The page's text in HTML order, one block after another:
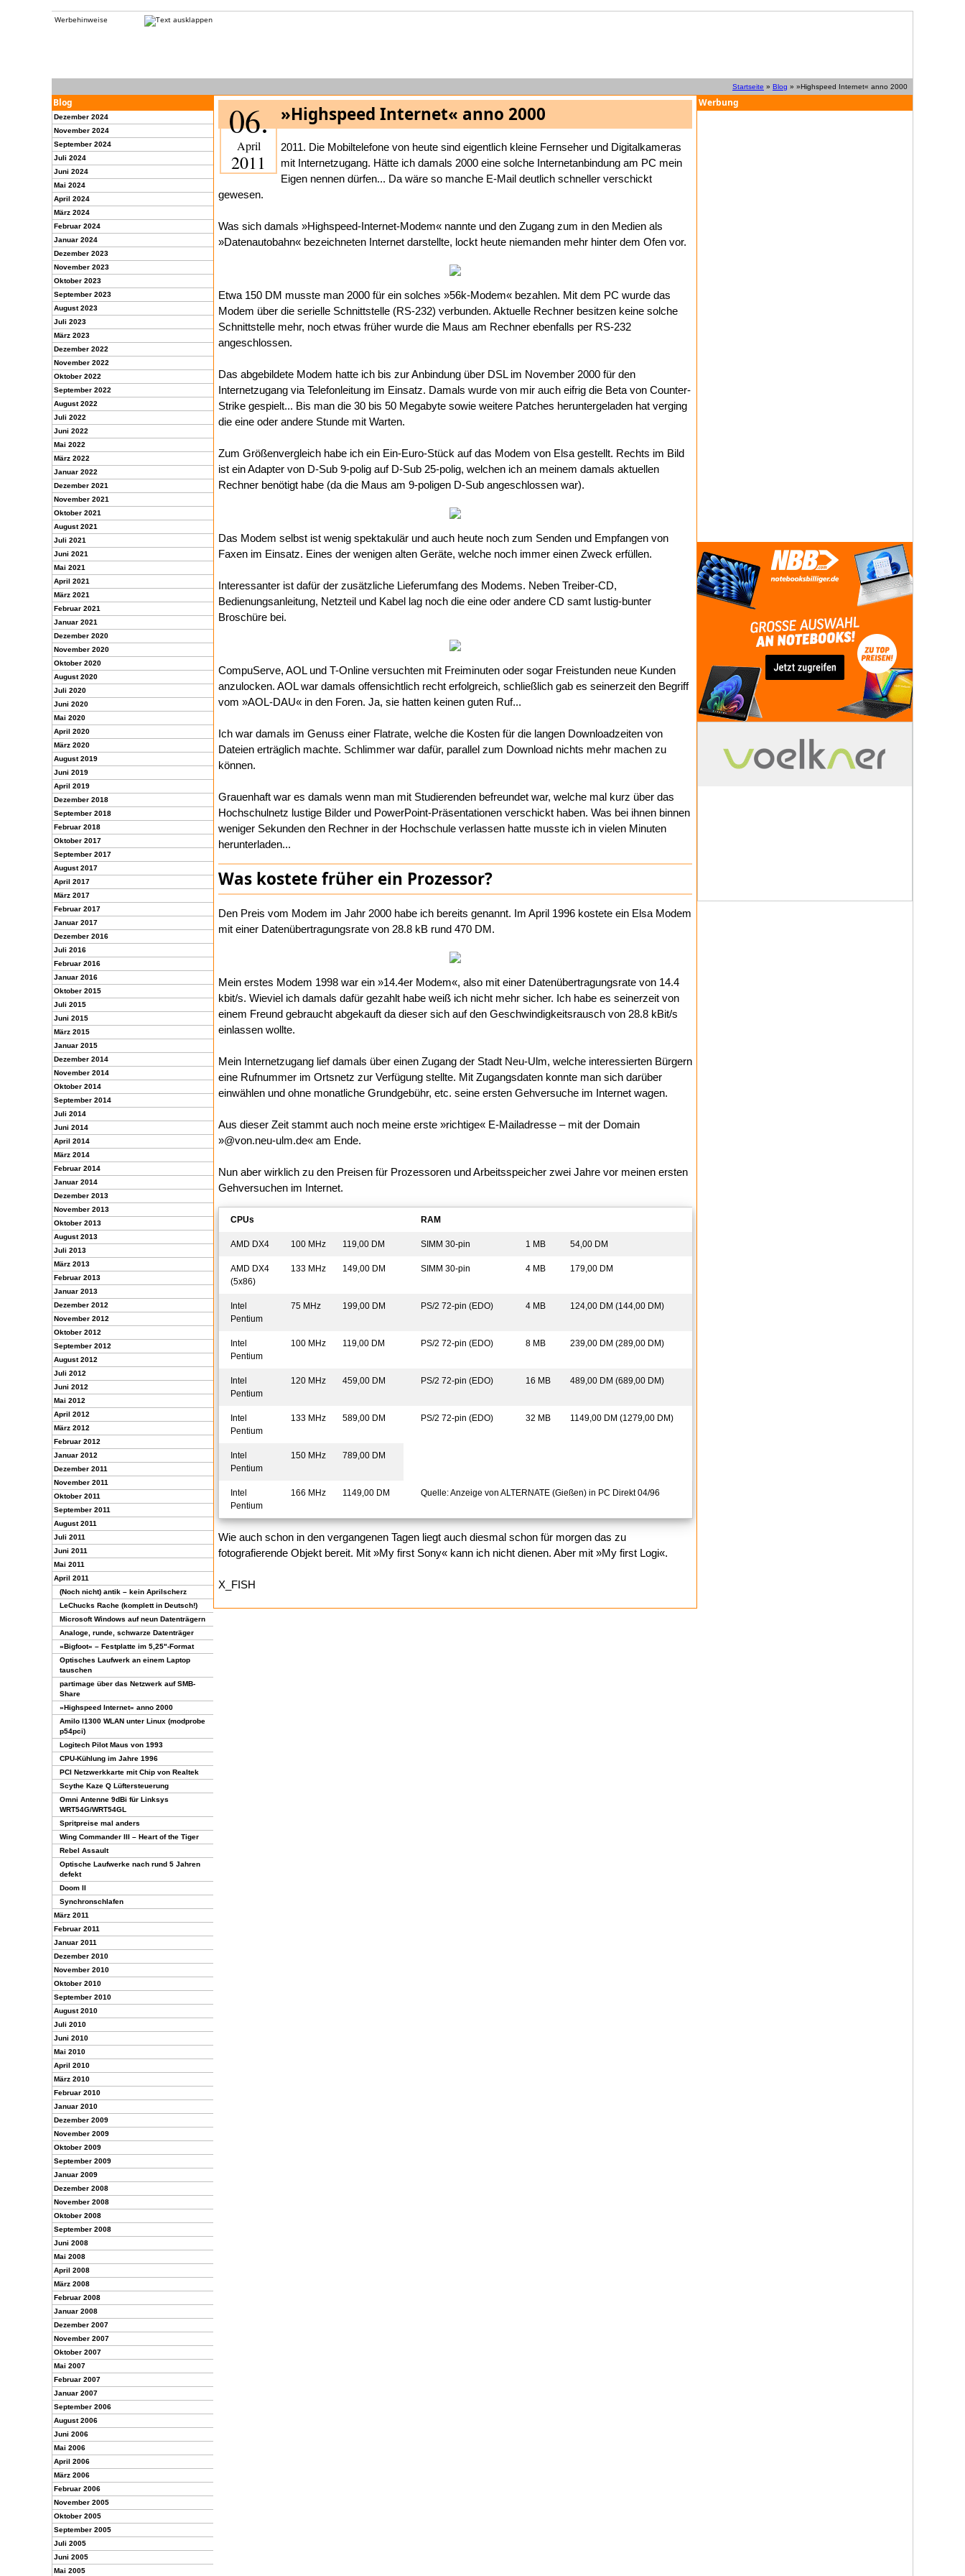
Werbehinweise
Startseite » Blog » »Highspeed Internet« anno 2000
Blog
Dezember 2024
November 2024
September 2024
Juli 2024
Juni 2024
Mai 2024
April 2024
März 2024
Februar 2024
Januar 2024
Dezember 2023
November 2023
Oktober 2023
September 2023
August 2023
Juli 2023
März 2023
Dezember 2022
November 2022
Oktober 2022
September 2022
August 2022
Juli 2022
Juni 2022
Mai 2022
März 2022
Januar 2022
Dezember 2021
November 2021
Oktober 2021
August 2021
Juli 2021
Juni 2021
Mai 2021
April 2021
März 2021
Februar 2021
Januar 2021
Dezember 2020
November 2020
Oktober 2020
August 2020
Juli 2020
Juni 2020
Mai 2020
April 2020
März 2020
August 2019
Juni 2019
April 2019
Dezember 2018
September 2018
Februar 2018
Oktober 2017
September 2017
August 2017
April 2017
März 2017
Februar 2017
Januar 2017
Dezember 2016
Juli 2016
Februar 2016
Januar 2016
Oktober 2015
Juli 2015
Juni 2015
März 2015
Januar 2015
Dezember 2014
November 2014
Oktober 2014
September 2014
Juli 2014
Juni 2014
April 2014
März 2014
Februar 2014
Januar 2014
Dezember 2013
November 2013
Oktober 2013
August 2013
Juli 2013
März 2013
Februar 2013
Januar 2013
Dezember 2012
November 2012
Oktober 2012
September 2012
August 2012
Juli 2012
Juni 2012
Mai 2012
April 2012
März 2012
Februar 2012
Januar 2012
Dezember 2011
November 2011
Oktober 2011
September 2011
August 2011
Juli 2011
Juni 2011
Mai 2011
April 2011
(Noch nicht) antik – kein Aprilscherz
LeChucks Rache (komplett in Deutsch!)
Microsoft Windows auf neun Datenträgern
Analoge, runde, schwarze Datenträger
»Bigfoot« – Festplatte im 5,25"-Format
Optisches Laufwerk an einem Laptop
tauschen
partimage über das Netzwerk auf SMB-
Share
»Highspeed Internet« anno 2000
Amilo l1300 WLAN unter Linux (modprobe
p54pci)
Logitech Pilot Maus von 1993
CPU-Kühlung im Jahre 1996
PCI Netzwerkkarte mit Chip von Realtek
Scythe Kaze Q Lüftersteuerung
Omni Antenne 9dBi für Linksys
WRT54G/WRT54GL
Spritpreise mal anders
Wing Commander III – Heart of the Tiger
Rebel Assault
Optische Laufwerke nach rund 5 Jahren
defekt
Doom II
Synchronschlafen
März 2011
Februar 2011
Januar 2011
Dezember 2010
November 2010
Oktober 2010
September 2010
August 2010
Juli 2010
Juni 2010
Mai 2010
April 2010
März 2010
Februar 2010
Januar 2010
Dezember 2009
November 2009
Oktober 2009
September 2009
Januar 2009
Dezember 2008
November 2008
Oktober 2008
September 2008
Juni 2008
Mai 2008
April 2008
März 2008
Februar 2008
Januar 2008
Dezember 2007
November 2007
Oktober 2007
Mai 2007
Februar 2007
Januar 2007
September 2006
August 2006
Juni 2006
Mai 2006
April 2006
März 2006
Februar 2006
November 2005
Oktober 2005
September 2005
Juli 2005
Juni 2005
Mai 2005
Werbung
06.
April
2011
»Highspeed Internet« anno 2000
2011. Die Mobiltelefone von heute sind eigentlich kleine Fernseher und Digitalkameras
mit Internetzugang. Hätte ich damals 2000 eine solche Internetanbindung am PC mein
Eigen nennen dürfen... Da wäre so manche E-Mail deutlich schneller verschickt
gewesen.
Was sich damals »Highspeed-Internet-Modem« nannte und den Zugang zum in den Medien als
»Datenautobahn« bezeichneten Internet darstellte, lockt heute niemanden mehr hinter dem Ofen vor.
Etwa 150 DM musste man 2000 für ein solches »56k-Modem« bezahlen. Mit dem PC wurde das
Modem über die serielle Schnittstelle (RS-232) verbunden. Aktuelle Rechner besitzen keine solche
Schnittstelle mehr, noch etwas früher wurde die Maus am Rechner ebenfalls per RS-232
angeschlossen.
Das abgebildete Modem hatte ich bis zur Anbindung über DSL im November 2000 für den
Internetzugang via Telefonleitung im Einsatz. Damals wurde von mir auch eifrig die Beta von Counter-
Strike gespielt... Bis man die 30 bis 50 Megabyte sowie weitere Patches heruntergeladen hat verging
die eine oder andere Stunde mit Warten.
Zum Größenvergleich habe ich ein Ein-Euro-Stück auf das Modem von Elsa gestellt. Rechts im Bild
ist ein Adapter von D-Sub 9-polig auf D-Sub 25-polig, welchen ich an meinem damals aktuellen
Rechner benötigt habe (da die Maus am 9-poligen D-Sub angeschlossen war).
Das Modem selbst ist wenig spektakulär und auch heute noch zum Senden und Empfangen von
Faxen im Einsatz. Eines der wenigen alten Geräte, welche noch immer einen Zweck erfüllen.
Interessanter ist dafür der zusätzliche Lieferumfang des Modems. Neben Treiber-CD,
Bedienungsanleitung, Netzteil und Kabel lag noch die eine oder andere CD samt lustig-bunter
Broschüre bei.
CompuServe, AOL und T-Online versuchten mit Freiminuten oder sogar Freistunden neue Kunden
anzulocken. AOL war damals offensichtlich recht erfolgreich, schließlich gab es seinerzeit den Begriff
vom »AOL-DAU« in den Foren. Ja, sie hatten keinen guten Ruf...
Ich war damals im Genuss einer Flatrate, welche die Kosten für die langen Downloadzeiten von
Dateien erträglich machte. Schlimmer war dafür, parallel zum Download nichts mehr machen zu
können.
Grauenhaft war es damals wenn man mit Studierenden befreundet war, welche mal kurz über das
Hochschulnetz lustige Bilder und PowerPoint-Präsentationen verschickt haben. Was bei ihnen binnen
weniger Sekunden den Rechner in der Hochschule verlassen hatte musste ich in vielen Minuten
herunterladen...
Was kostete früher ein Prozessor?
Den Preis vom Modem im Jahr 2000 habe ich bereits genannt. Im April 1996 kostete ein Elsa Modem
mit einer Datenübertragungsrate von 28.8 kB rund 470 DM.
Mein erstes Modem 1998 war ein »14.4er Modem«, also mit einer Datenübertragungsrate von 14.4
kbit/s. Wieviel ich damals dafür gezahlt habe weiß ich nicht mehr sicher. Ich habe es seinerzeit von
einem Freund gebraucht abgekauft da dieser sich auf den Geschwindigkeitsrausch von 28.8 kBit/s
einlassen wollte.
Mein Internetzugang lief damals über einen Zugang der Stadt Neu-Ulm, welche interessierten Bürgern
eine Rufnummer im Ortsnetz zur Verfügung stellte. Mit Zugangsdaten konnte man sich darüber
einwählen und ohne monatliche Grundgebühr, etc. seine ersten Gehversuche im Internet wagen.
Aus dieser Zeit stammt auch noch meine erste »richtige« E-Mailadresse – mit der Domain
»@von.neu-ulm.de« am Ende.
Nun aber wirklich zu den Preisen für Prozessoren und Arbeitsspeicher zwei Jahre vor meinen ersten
Gehversuchen im Internet.
CPUs RAM
AMD DX4 100 MHz 119,00 DM SIMM 30-pin 1 MB 54,00 DM
AMD DX4
(5x86)
133 MHz 149,00 DM SIMM 30-pin 4 MB 179,00 DM
Intel
Pentium
75 MHz 199,00 DM PS/2 72-pin (EDO) 4 MB 124,00 DM (144,00 DM)
Intel
Pentium
100 MHz 119,00 DM PS/2 72-pin (EDO) 8 MB 239,00 DM (289,00 DM)
Intel
Pentium
120 MHz 459,00 DM PS/2 72-pin (EDO) 16 MB 489,00 DM (689,00 DM)
Intel
Pentium
133 MHz 589,00 DM PS/2 72-pin (EDO) 32 MB 1149,00 DM (1279,00 DM)
Intel
Pentium
150 MHz 789,00 DM
Intel
Pentium
166 MHz 1149,00 DM Quelle: Anzeige von ALTERNATE (Gießen) in PC Direkt 04/96
Wie auch schon in den vergangenen Tagen liegt auch diesmal schon für morgen das zu
fotografierende Objekt bereit. Mit »My first Sony« kann ich nicht dienen. Aber mit »My first Logi«.
X_FISH